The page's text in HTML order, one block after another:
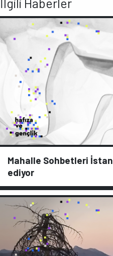
Mahalle Sohbetleri
ediyor